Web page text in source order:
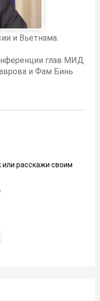
и Вьетнама.
глав МИД
и Фам Бинь
или расскажи своим